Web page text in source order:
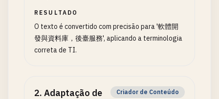
RESULTADO
O texto é convertido com precisão para '軟體開
發與資料庫，後臺服務', aplicando a terminologia
correta de TI.
2. Adaptação de
Criador de Conteúdo